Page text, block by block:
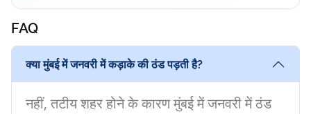
FAQ
क्या मुंबई में जनवरी में कड़ाके की ठंड पड़ती है?
नहीं, तटीय शहर होने के कारण मुंबई में जनवरी में ठंड